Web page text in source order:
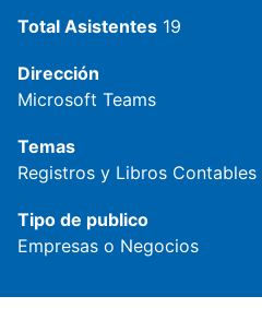
Total Asistentes 19
Dirección
Microsoft Teams
Temas
Registros y Libros Contables
Tipo de publico
Empresas o Negocios